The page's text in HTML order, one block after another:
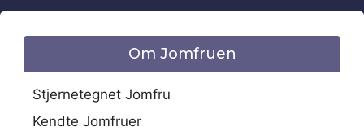
Om Jomfruen
Stjernetegnet Jomfru
Kendte Jomfruer